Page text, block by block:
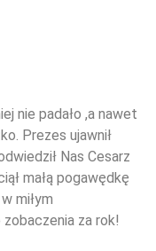
nie padało ,a nawet
Prezes ujawnił
Nas Cesarz
małą pogawędkę
miłym
za rok!
WYDARZENIA